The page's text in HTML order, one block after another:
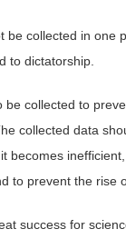
collected in one
to dictatorship.
be collected to
collected data
becomes
to prevent the rise
success for